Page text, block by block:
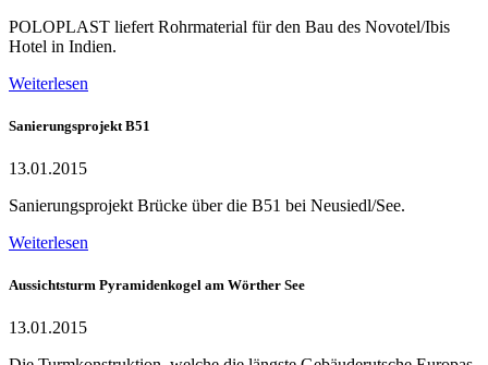
POLOPLAST liefert Rohrmaterial für den Bau des Novotel/Ibis
Hotel in Indien.
Weiterlesen
Sanierungsprojekt B51
13.01.2015
Sanierungsprojekt Brücke über die B51 bei Neusiedl/See.
Weiterlesen
Aussichtsturm Pyramidenkogel am Wörther See
13.01.2015